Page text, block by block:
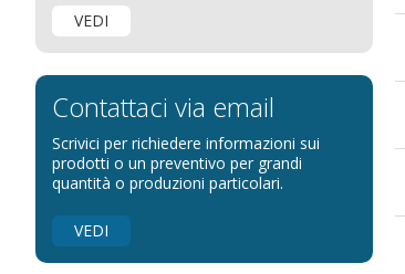
Bandiere Palio
Bandiere per enti pubblici
Bandiere per riserve naturali e parchi
Bandiere per musicisti
Bandiere per feste
VEDI
Contattaci via email
Scrivici per richiedere informazioni sui
prodotti o un preventivo per grandi
quantità o produzioni particolari.
VEDI